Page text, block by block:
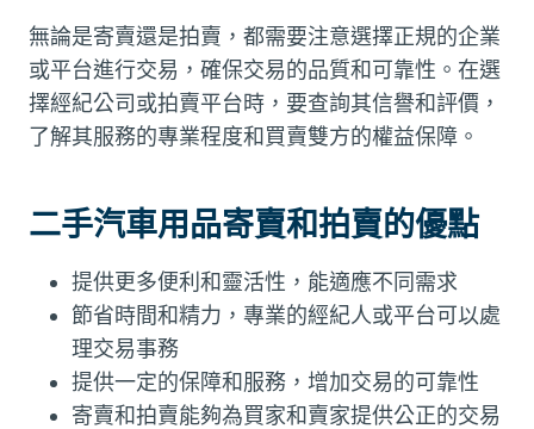
無論是寄賣還是拍賣，都需要注意選擇正規的企業
或平台進行交易，確保交易的品質和可靠性。在選
擇經紀公司或拍賣平台時，要查詢其信譽和評價，
了解其服務的專業程度和買賣雙方的權益保障。
二手汽車用品寄賣和拍賣的優點
提供更多便利和靈活性，能適應不同需求
節省時間和精力，專業的經紀人或平台可以處
理交易事務
提供一定的保障和服務，增加交易的可靠性
寄賣和拍賣能夠為買家和賣家提供公正的交易